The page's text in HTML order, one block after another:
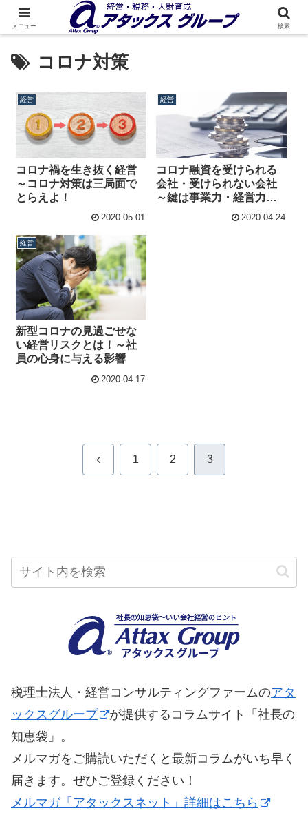
コロナ対策
経営
コロナ禍を生き抜く経営
～コロナ対策は三局面で
とらえよ！
2020.05.01
経営
コロナ融資を受けられる
会社・受けられない会社
～鍵は事業力・経営力・
2020.04.24
経営
新型コロナの見過ごせな
い経営リスクとは！～社
員の心身に与える影響
2020.04.17
前 1 2 3
税理士法人・経営コンサルティングファームのアタ
ックスグループ
が提供するコラムサイト「社長の
知恵袋」。
メルマガをご購読いただくと最新コラムがいち早く
届きます。ぜひご登録ください！
メルマガ「アタックスネット」詳細はこちら
メニュー 検索